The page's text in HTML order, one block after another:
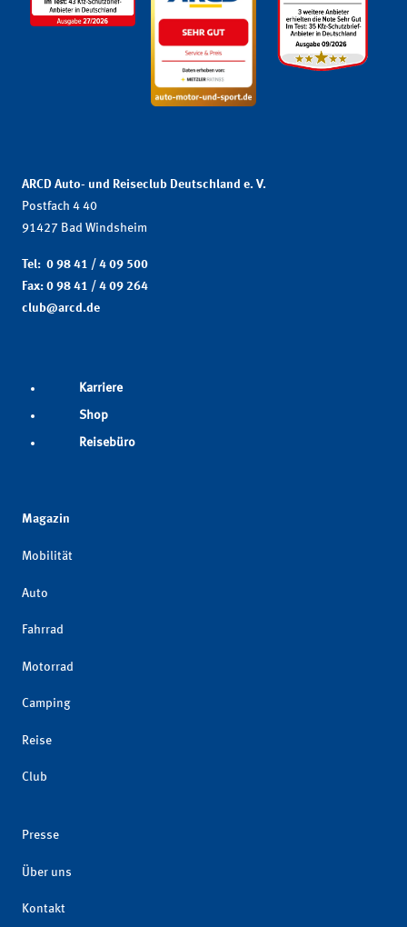
ARCD Auto- und Reiseclub Deutschland e. V.
Postfach 4 40
91427 Bad Windsheim
Tel: 0 98 41 / 4 09 500
Fax: 0 98 41 / 4 09 264
club@arcd.de
Karriere
Shop
Reisebüro
Magazin
Mobilität
Auto
Fahrrad
Motorrad
Camping
Reise
Club
Presse
Über uns
Kontakt